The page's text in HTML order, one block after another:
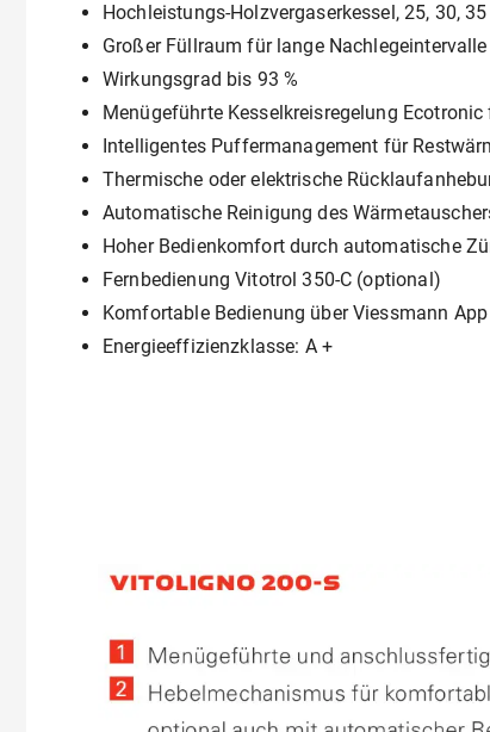
Hochleistungs-Holzvergaserkessel, 25, 30,
Großer Füllraum für lange
Wirkungsgrad bis 93 %
Menügeführte Kesselkreisregelung
Intelligentes Puffermanagement für
Thermische oder elektrische
Automatische Reinigung des
Hoher Bedienkomfort durch automatische
Fernbedienung Vitotrol 350-C (optional)
Komfortable Bedienung über Viessmann
Energieeffizienzklasse: A +